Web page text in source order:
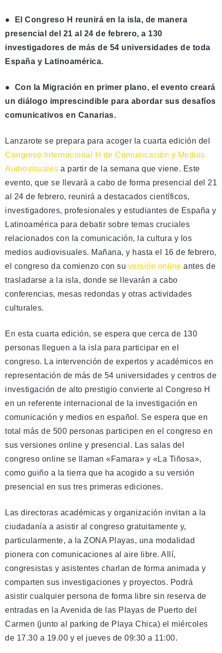
●
El Congreso H reunirá en la isla, de manera
presencial del 21 al 24 de febrero, a 130
investigadores de más de 54 universidades de toda
España y Latinoamérica.
● Con la Migración en primer plano, el evento creará
un diálogo imprescindible para abordar sus desafíos
comunicativos en Canarias.
Lanzarote se prepara para acoger la cuarta edición del
Congreso Internacional H de Comunicación y Medios
Audiovisuales a partir de la semana que viene. Este
evento, que se llevará a cabo de forma presencial del 21
al 24 de febrero, reunirá a destacados científicos,
investigadores, profesionales y estudiantes de España y
Latinoamérica para debatir sobre temas cruciales
relacionados con la comunicación, la cultura y los
medios audiovisuales. Mañana, y hasta el 16 de febrero,
el congreso da comienzo con su versión online antes de
trasladarse a la isla, donde se llevarán a cabo
conferencias, mesas redondas y otras actividades
culturales.
En esta cuarta edición, se espera que cerca de 130
personas lleguen a la isla para participar en el
congreso. La intervención de expertos y académicos en
representación de más de 54 universidades y centros de
investigación de alto prestigio convierte al Congreso H
en un referente internacional de la investigación en
comunicación y medios en español. Se espera que en
total más de 500 personas participen en el congreso en
sus versiones online y presencial. Las salas del
congreso online se llaman «Famara» y «La Tiñosa»,
como guiño a la tierra que ha acogido a su versión
presencial en sus tres primeras ediciones.
Las directoras académicas y organización invitan a la
ciudadanía a asistir al congreso gratuitamente y,
particularmente, a la ZONA Playas, una modalidad
pionera con comunicaciones al aire libre. Allí,
congresistas y asistentes charlan de forma animada y
comparten sus investigaciones y proyectos. Podrá
asistir cualquier persona de forma libre sin reserva de
entradas en la Avenida de las Playas de Puerto del
Carmen (junto al parking de Playa Chica) el miércoles
de 17.30 a 19.00 y el jueves de 09:30 a 11:00.